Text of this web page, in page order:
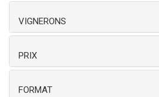
VIGNERONS
PRIX
FORMAT